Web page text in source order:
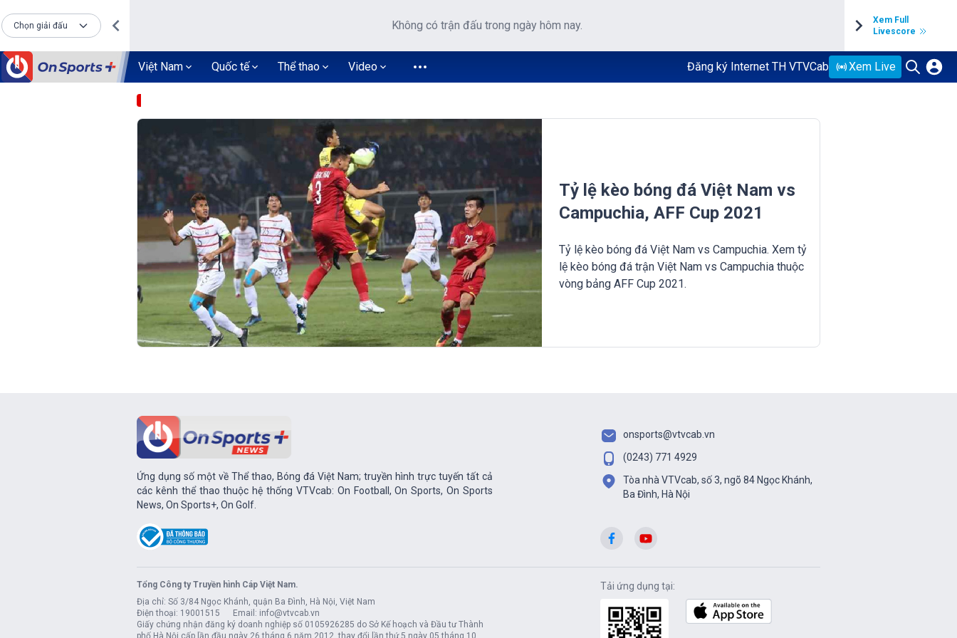
Chọn giải đấu Không có trận đấu trong ngày hôm nay.
Xem Full
Livescore
Việt Nam Quốc tế Thể thao Video Đăng ký Internet TH VTVCab Xem Live
Tỷ lệ kèo bóng đá Việt Nam vs
Campuchia, AFF Cup 2021
Tỷ lệ kèo bóng đá Việt Nam vs Campuchia. Xem tỷ
lệ kèo bóng đá trận Việt Nam vs Campuchia thuộc
vòng bảng AFF Cup 2021.
Ứng dụng số một về Thể thao, Bóng đá Việt Nam; truyền hình trực tuyến tất cả
các kênh thể thao thuộc hệ thống VTVcab: On Football, On Sports, On Sports
News, On Sports+, On Golf.
onsports@vtvcab.vn
(0243) 771 4929
Tòa nhà VTVcab, số 3, ngõ 84 Ngọc Khánh,
Ba Đình, Hà Nội
Tổng Công ty Truyền hình Cáp Việt Nam.
Địa chỉ: Số 3/84 Ngọc Khánh, quận Ba Đình, Hà Nội, Việt Nam
Điện thoại: 19001515 Email: info@vtvcab.vn
Giấy chứng nhận đăng ký doanh nghiệp số 0105926285 do Sở Kế hoạch và Đầu tư Thành
phố Hà Nội cấp lần đầu ngày 26 tháng 6 năm 2012, thay đổi lần thứ 5 ngày 05 tháng 10
Tải ứng dụng tại: